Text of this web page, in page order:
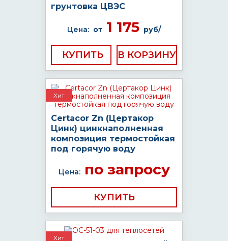
грунтовка ЦВЭС
Цена: от 1 175 руб/
КУПИТЬ
Хит
Certacor Zn (Цертакор
Цинк) цинкнаполненная
композиция термостойкая
под горячую воду
Цена:по запросу
КУПИТЬ
Хит